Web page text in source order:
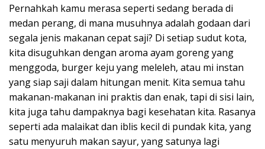
Pernahkah kamu merasa seperti sedang berada di
medan perang, di mana musuhnya adalah godaan dari
segala jenis makanan cepat saji? Di setiap sudut kota,
kita disuguhkan dengan aroma ayam goreng yang
menggoda, burger keju yang meleleh, atau mi instan
yang siap saji dalam hitungan menit. Kita semua tahu
makanan-makanan ini praktis dan enak, tapi di sisi lain,
kita juga tahu dampaknya bagi kesehatan kita. Rasanya
seperti ada malaikat dan iblis kecil di pundak kita, yang
satu menyuruh makan sayur, yang satunya lagi